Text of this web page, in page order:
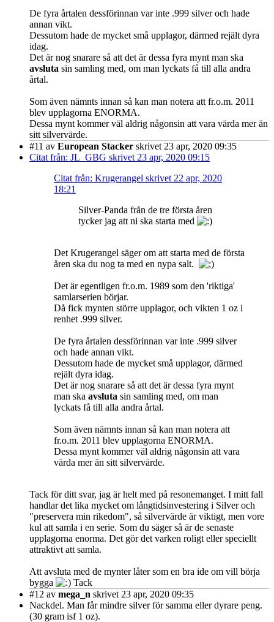
De fyra årtalen dessförinnan var inte .999 silver och hade
annan vikt.
Dessutom hade de mycket små upplagor, därmed rejält dyra
idag.
Det är nog snarare så att det är dessa fyra mynt man ska
avsluta sin samling med, om man lyckats få till alla andra
årtal.
Som även nämnts innan så kan man notera att fr.o.m. 2011
blev upplagorna ENORMA.
Dessa mynt kommer väl aldrig någonsin att vara värda mer än
sitt silvervärde.
#11 av European Stacker skrivet 23 apr, 2020 09:35
Citat från: JL_GBG skrivet 23 apr, 2020 09:15
Citat från: Krugerangel skrivet 22 apr, 2020
18:21
Silver-Panda från de tre första åren
tycker jag att ni ska starta med
Det Krugerangel säger om att starta med de första
åren ska du nog ta med en nypa salt.
Det är egentligen fr.o.m. 1989 som den 'riktiga'
samlarserien börjar.
Då fick mynten större upplagor, och vikten 1 oz i
renhet .999 silver.
De fyra årtalen dessförinnan var inte .999 silver
och hade annan vikt.
Dessutom hade de mycket små upplagor, därmed
rejält dyra idag.
Det är nog snarare så att det är dessa fyra mynt
man ska avsluta sin samling med, om man
lyckats få till alla andra årtal.
Som även nämnts innan så kan man notera att
fr.o.m. 2011 blev upplagorna ENORMA.
Dessa mynt kommer väl aldrig någonsin att vara
värda mer än sitt silvervärde.
Tack för ditt svar, jag är helt med på resonemanget. I mitt fall
handlar det lika mycket om långtidsinvestering i Silver och
"preservera min rikedom", så silvervärde är viktigt, men vore
kul att samla i en serie. Som du säger så är de senaste
upplagorna enorma. Det gör det varken roligt eller speciellt
attraktivt att samla.
Att avsluta med de mynter låter som en bra ide om vill börja
bygga
Tack
#12 av mega_n skrivet 23 apr, 2020 09:35
Nackdel. Man får mindre silver för samma eller dyrare peng.
(30 gram isf 1 oz).